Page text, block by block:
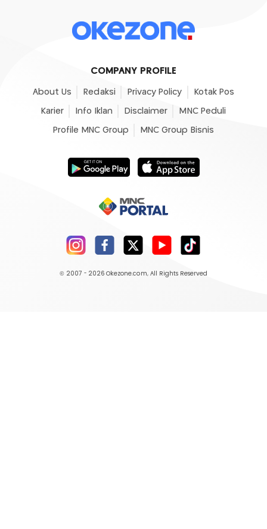
COMPANY PROFILE
About Us Redaksi Privacy Policy Kotak Pos
Karier Info Iklan Disclaimer MNC Peduli
Profile MNC Group MNC Group Bisnis
© 2007 - 2026 Okezone.com, All Rights Reserved